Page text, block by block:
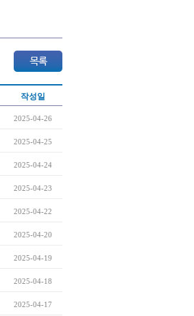
작성일
2025-04-26
2025-04-25
2025-04-24
2025-04-23
2025-04-22
2025-04-20
2025-04-19
2025-04-18
2025-04-17